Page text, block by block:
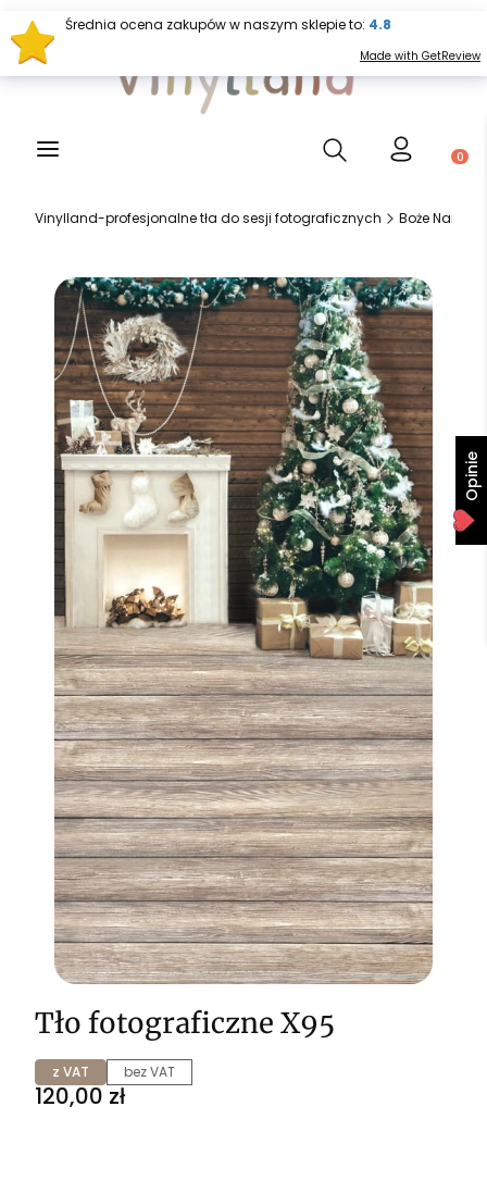
Otwórz
Vinylland-profesjonalne tła do sesji fotograficznych Boże
Tło fotograficzne X95
z VAT bez VAT
Cena
120,00 zł
Opinie
Średnia ocena zakupów w naszym sklepie to: 4.8
Made with GetReview